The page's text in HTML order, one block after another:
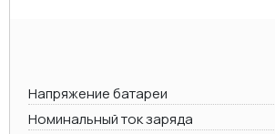
Напряжение батареи
Номинальный ток заряда